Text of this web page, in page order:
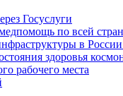
Госуслуги
по всей
в
здоровья
рабочего места